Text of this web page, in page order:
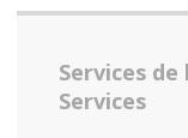
Services
Services